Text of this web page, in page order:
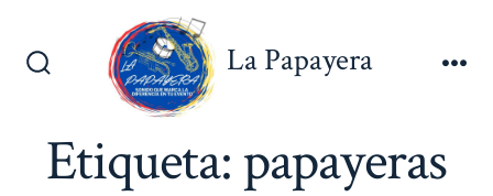
Alternar
La Papayera
Etiqueta:papayeras